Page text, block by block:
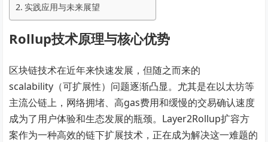
实践应用与未来展望
Rollup技术原理与核心优势
区块链技术在近年来快速发展，但随之而来的
scalability（可扩展性）问题逐渐凸显。尤其是在以太坊等
主流公链上，网络拥堵、高gas费用和缓慢的交易确认速度
成为了用户体验和生态发展的瓶颈。Layer2Rollup扩容方
案作为一种高效的链下扩展技术，正在成为解决这一难题的